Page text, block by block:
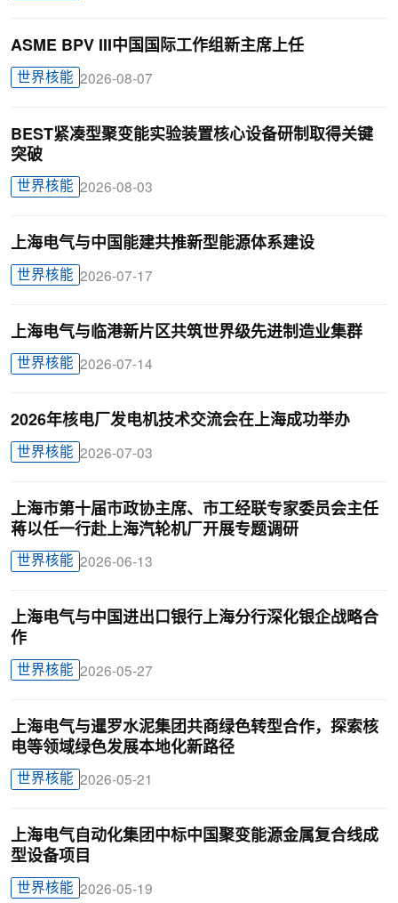
ASME BPV III中国国际工作组新主席上任
世界核能 2026-08-07
BEST紧凑型聚变能实验装置核心设备研制取得关键
突破
世界核能 2026-08-03
上海电气与中国能建共推新型能源体系建设
世界核能 2026-07-17
上海电气与临港新片区共筑世界级先进制造业集群
世界核能 2026-07-14
2026年核电厂发电机技术交流会在上海成功举办
世界核能 2026-07-03
上海市第十届市政协主席、市工经联专家委员会主任
蒋以任一行赴上海汽轮机厂开展专题调研
世界核能 2026-06-13
上海电气与中国进出口银行上海分行深化银企战略合
作
世界核能 2026-05-27
上海电气与暹罗水泥集团共商绿色转型合作，探索核
电等领域绿色发展本地化新路径
世界核能 2026-05-21
上海电气自动化集团中标中国聚变能源金属复合线成
型设备项目
世界核能 2026-05-19